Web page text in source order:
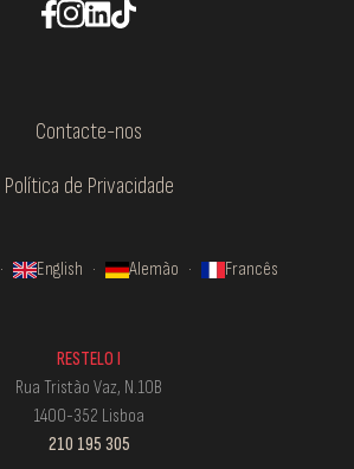
Contacte-nos
Política de Privacidade
· English · Alemão · Francês
RESTELO I
Rua Tristão Vaz, N.10B
1400-352 Lisboa
210 195 305